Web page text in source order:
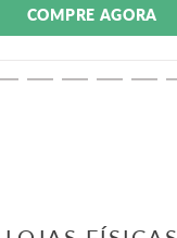
COMPRE AGORA